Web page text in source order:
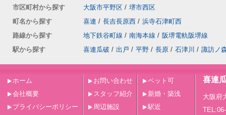
市区町村から探す 大阪市平野区 / 堺市西区
町名から探す
喜連 / 長吉長原西 / 浜寺石津町西
路線から探す
地下鉄谷町線 / 南海本線 / 阪堺電軌阪堺線
駅から探す
喜連瓜破 / 出戸 / 平野 / 長原 / 石津川 / 諏訪ノ
ホーム
会社概要
プライバシーポリシー
お問い合わせ
スタッフ紹介
周辺施設
ペット可
新婚・築浅
駅近
喜連
大阪府